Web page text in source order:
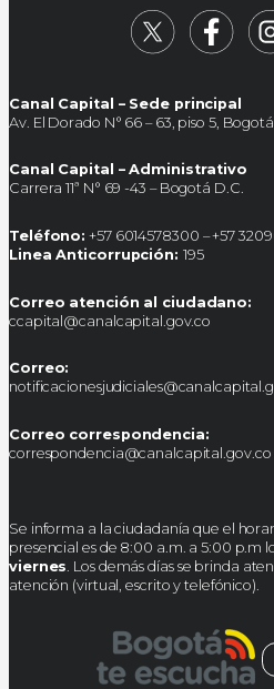
Canal Capital – Sede principal
Av. El Dorado N° 66 – 63, piso 5, Bogotá
Canal Capital – Administrativo
Carrera 11ª N° 69 -43 – Bogotá D.C.
Teléfono: +57 6014578300 – +57
Linea Anticorrupción: 195
Correo atención al ciudadano:
ccapital@canalcapital.gov.co
Correo:
Correo correspondencia:
correspondencia@canalcapital.gov.co
Se informa a la ciudadanía que el
presencial es de 8:00 a.m. a 5:00 p.m
viernes . Los demás días se brinda
atención (virtual, escrito y telefónico).